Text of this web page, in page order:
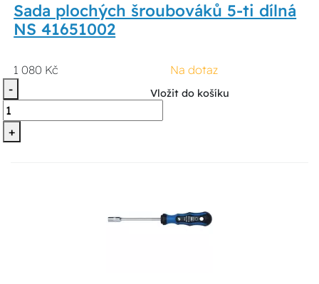
Sada plochých šroubováků 5-ti dílná
NS 41651002
1 080 Kč
Na dotaz
-
+
Vložit do košíku